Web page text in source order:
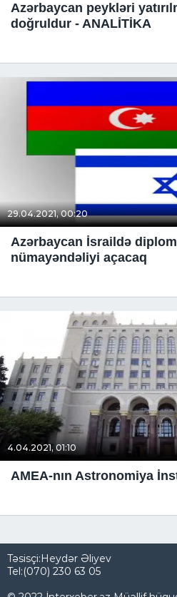
Azərbaycan peykləri
doğruldur - ANALİTİKA
29.04.2021, 00:20
Azərbaycan İsraildə
nümayəndəliyi açacaq
4.04.2021, 01:10
AMEA-nın Astronomiya
Təsisçi:Heydər Əliyev
Tel:(070) 230 63 05